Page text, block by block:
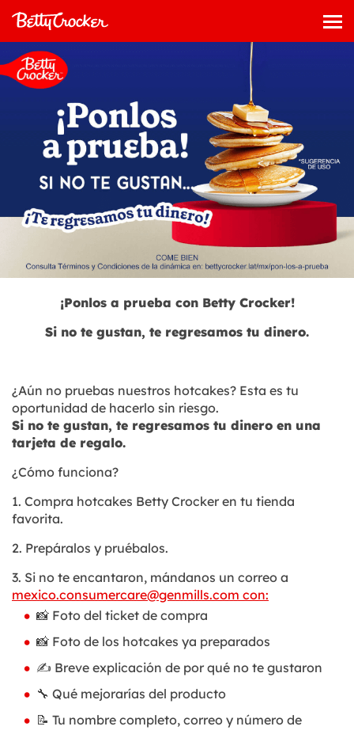
¡Ponlos a prueba con Betty Crocker!
Si no te gustan, te regresamos tu dinero.
¿Aún no pruebas nuestros hotcakes? Esta es tu
oportunidad de hacerlo sin riesgo.
Si no te gustan, te regresamos tu dinero en una
tarjeta de regalo.
¿Cómo funciona?
1. Compra hotcakes Betty Crocker en tu tienda
favorita.
2. Prepáralos y pruébalos.
3. Si no te encantaron, mándanos un correo a
mexico.consumercare@genmills.com con:
📸 Foto del ticket de compra
📸 Foto de los hotcakes ya preparados
✍️ Breve explicación de por qué no te gustaron
🔧 Qué mejorarías del producto
📝 Tu nombre completo, correo y número de